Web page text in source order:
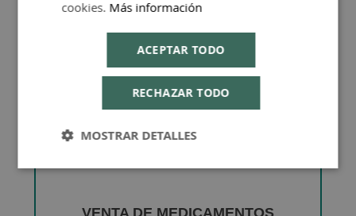
VENTA DE MEDICAMENTOS
cookies. Más información
ACEPTAR TODO
RECHAZAR TODO
MOSTRAR DETALLES